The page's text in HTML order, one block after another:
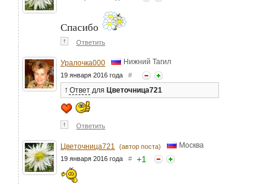
Спасибо
↑ Ответить
Уралочка000 Нижний Тагил
19 января 2016 года #
↑ Ответ для Цветочница721
↑ Ответить
Цветочница721 (автор поста) Москва
19 января 2016 года # +1